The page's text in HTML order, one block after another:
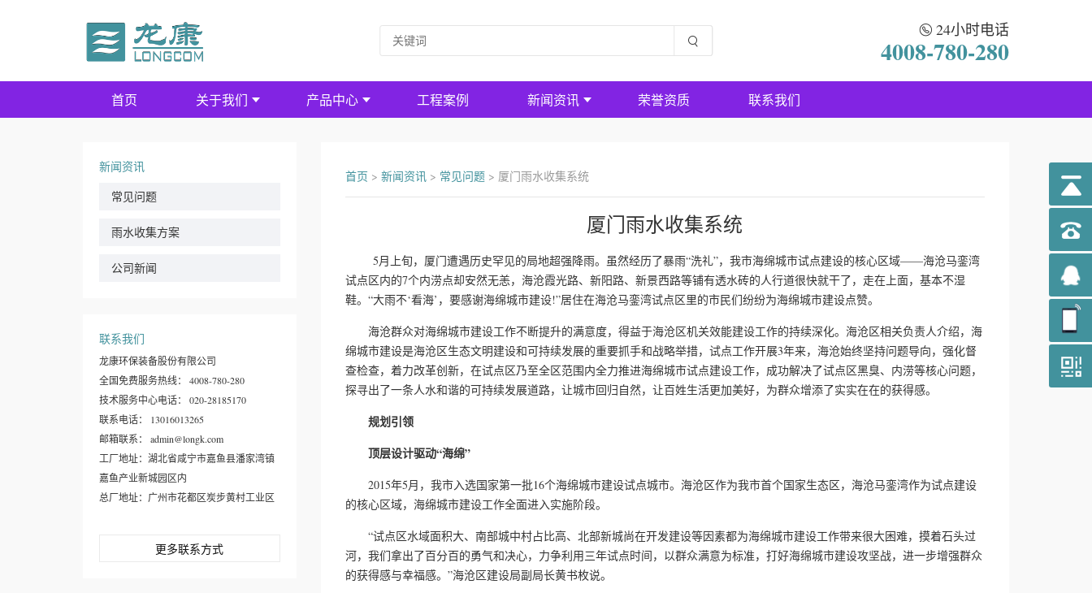
24小时电话
4008-780-280
首页 关于我们 产品中心 工程案例 新闻资讯 荣誉资质 联系我们
新闻资讯
常见问题
雨水收集方案
公司新闻
联系我们
龙康环保装备股份有限公司
全国免费服务热线： 4008-780-280
技术服务中心电话： 020-28185170
联系电话： 13016013265
邮箱联系： admin@longk.com
工厂地址：湖北省咸宁市嘉鱼县潘家湾镇
嘉鱼产业新城园区内
总厂地址：广州市花都区炭步黄村工业区
更多联系方式
首页 > 新闻资讯> 常见问题> 厦门雨水收集系统
厦门雨水收集系统
5月上旬，厦门遭遇历史罕见的局地超强降雨。虽然经历了暴雨“洗礼”，我市海绵城市试点建设的核心区域——海沧马銮湾
试点区内的7个内涝点却安然无恙，海沧霞光路、新阳路、新景西路等铺有透水砖的人行道很快就干了，走在上面，基本不湿
鞋。“大雨不‘看海’，要感谢海绵城市建设!”居住在海沧马銮湾试点区里的市民们纷纷为海绵城市建设点赞。
海沧群众对海绵城市建设工作不断提升的满意度，得益于海沧区机关效能建设工作的持续深化。海沧区相关负责人介绍，海
绵城市建设是海沧区生态文明建设和可持续发展的重要抓手和战略举措，试点工作开展3年来，海沧始终坚持问题导向，强化督
查检查，着力改革创新，在试点区乃至全区范围内全力推进海绵城市试点建设工作，成功解决了试点区黑臭、内涝等核心问题，
探寻出了一条人水和谐的可持续发展道路，让城市回归自然，让百姓生活更加美好，为群众增添了实实在在的获得感。
规划引领
顶层设计驱动“海绵”
2015年5月，我市入选国家第一批16个海绵城市建设试点城市。海沧区作为我市首个国家生态区，海沧马銮湾作为试点建设
的核心区域，海绵城市建设工作全面进入实施阶段。
“试点区水域面积大、南部城中村占比高、北部新城尚在开发建设等因素都为海绵城市建设工作带来很大困难，摸着石头过
河，我们拿出了百分百的勇气和决心，力争利用三年试点时间，以群众满意为标准，打好海绵城市建设攻坚战，进一步增强群众
的获得感与幸福感。”海沧区建设局副局长黄书枚说。